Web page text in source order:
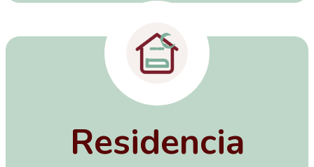
Residencia